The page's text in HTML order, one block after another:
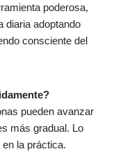
poderosa,
diaria adoptando
consciente del
pueden avanzar
más gradual. Lo
la práctica.